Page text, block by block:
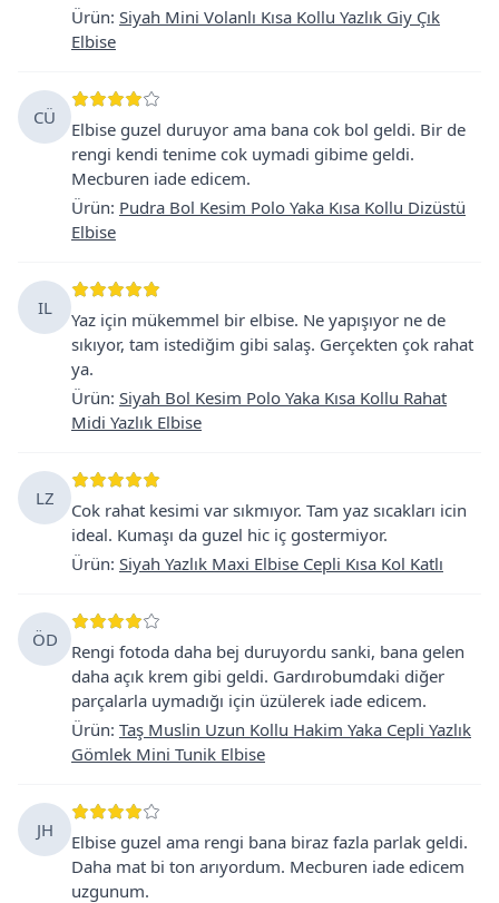
Ürün: Siyah Mini Volanlı Kısa Kollu Yazlık Giy Çık
Elbise
CÜ
Elbise guzel duruyor ama bana cok bol geldi. Bir de
rengi kendi tenime cok uymadi gibime geldi.
Mecburen iade edicem.
Ürün: Pudra Bol Kesim Polo Yaka Kısa Kollu Dizüstü
Elbise
IL
Yaz için mükemmel bir elbise. Ne yapışıyor ne de
sıkıyor, tam istediğim gibi salaş. Gerçekten çok rahat
ya.
Ürün: Siyah Bol Kesim Polo Yaka Kısa Kollu Rahat
Midi Yazlık Elbise
LZ
Cok rahat kesimi var sıkmıyor. Tam yaz sıcakları icin
ideal. Kumaşı da guzel hic iç gostermiyor.
Ürün: Siyah Yazlık Maxi Elbise Cepli Kısa Kol Katlı
ÖD
Rengi fotoda daha bej duruyordu sanki, bana gelen
daha açık krem gibi geldi. Gardırobumdaki diğer
parçalarla uymadığı için üzülerek iade edicem.
Ürün: Taş Muslin Uzun Kollu Hakim Yaka Cepli Yazlık
Gömlek Mini Tunik Elbise
JH
Elbise guzel ama rengi bana biraz fazla parlak geldi.
Daha mat bi ton arıyordum. Mecburen iade edicem
uzgunum.